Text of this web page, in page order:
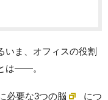
いま、オフィスの役割
は――。
必要な3つの脳
につ